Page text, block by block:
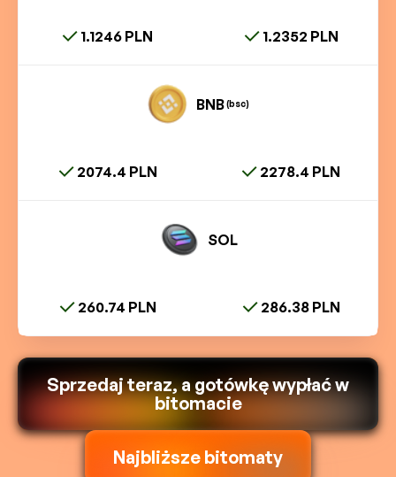
1.1246 PLN 1.2352 PLN
BNB(bsc)
2074.4 PLN 2278.4 PLN
SOL
260.74 PLN 286.38 PLN
Sprzedaj teraz, a gotówkę wypłać w
bitomacie
Najbliższe bitomaty